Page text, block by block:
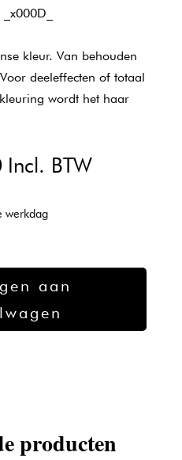
kleur. Van behouden
deeleffecten of totaal
wordt het haar
Huidige
is:
€12,40.
Incl. BTW
werkdag
aan
producten